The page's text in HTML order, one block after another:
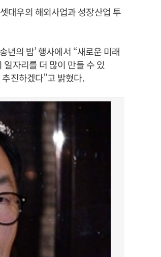
대우의 해외사업과 성장산업 투
년의 밤’ 행사에서 “새로운 미래
자리를 더 많이 만들 수 있
진하겠다”고 밝혔다.